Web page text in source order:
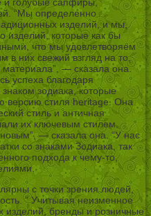
“Мы определенно
изделий, и мы,
изделий, которые как бы
что мы удовлетворяем
в них свежий взгляд на то,
— сказала она.
успеха благодаря
зодиака, которые
версию стиля heritage. Она
стиль и античная
их ключевым стилем.
новым”, — сказала она. “У нас
со знаками Зодиака, так
подхода к чему-то,
с точки зрения людей,
” Учитывая неизменное
изделий, бренды и розничные